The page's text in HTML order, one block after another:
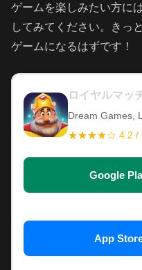
ゲームを楽しみたい方に
してみてください。きっ
ゲームになるはずです！
ロイヤルマッ
Dream Games,
★★★★☆ 4.2 /
Google
App